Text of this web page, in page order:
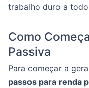
trabalho duro a
Como
Passiva
Para começar a
passos para renda